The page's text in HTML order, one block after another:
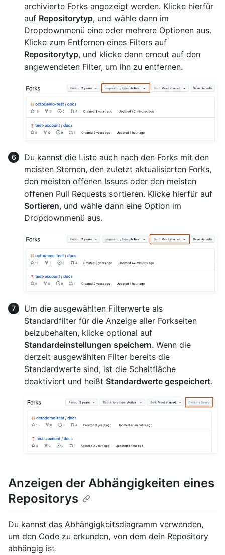
archivierte Forks angezeigt werden. Klicke hierfür
auf Repositorytyp, und wähle dann im
Dropdownmenü eine oder mehrere Optionen aus.
Klicke zum Entfernen eines Filters auf
Repositorytyp, und klicke dann erneut auf den
angewendeten Filter, um ihn zu entfernen.
Du kannst die Liste auch nach den Forks mit den
meisten Sternen, den zuletzt aktualisierten Forks,
den meisten offenen Issues oder den meisten
offenen Pull Requests sortieren. Klicke hierfür auf
Sortieren, und wähle dann eine Option im
Dropdownmenü aus.
Um die ausgewählten Filterwerte als
Standardfilter für die Anzeige aller Forkseiten
beizubehalten, klicke optional auf
Standardeinstellungen speichern. Wenn die
derzeit ausgewählten Filter bereits die
Standardwerte sind, ist die Schaltfläche
deaktiviert und heißt Standardwerte gespeichert.
Anzeigen der Abhängigkeiten eines
Repositorys
Du kannst das Abhängigkeitsdiagramm verwenden,
um den Code zu erkunden, von dem dein Repository
abhängig ist.